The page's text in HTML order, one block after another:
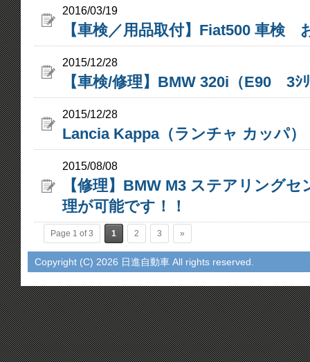
2016/03/19
【車検／用品取付】Fiat500 車検
2015/12/28
【車検/修理】BMW 320i（E90 3ｼ
2015/12/28
Lancia Kappa（ランチャ カッパ
2015/08/08
【修理】BMW M3 ステアリング
理が可能です！！
Page 1 of 3 1 2 3 »
Copyright (C) 2026 日進自動車 All rights reserved.